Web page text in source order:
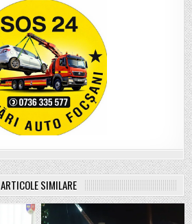
ARTICOLE SIMILARE